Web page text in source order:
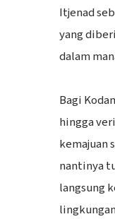
Itjenad
yang
dalam
‎Bagi
hingga
kemajuan
nantinya
langsung